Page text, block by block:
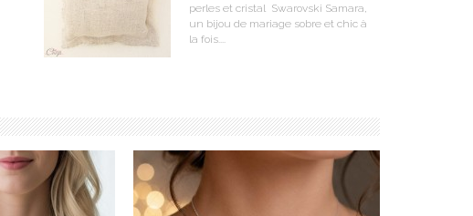
perles et cristal Swarovski Samara,
un bijou de mariage sobre et chic à
la fois....